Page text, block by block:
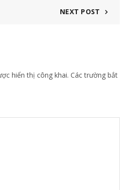
NEXT POST
hiển thị công khai. Các trường bắt